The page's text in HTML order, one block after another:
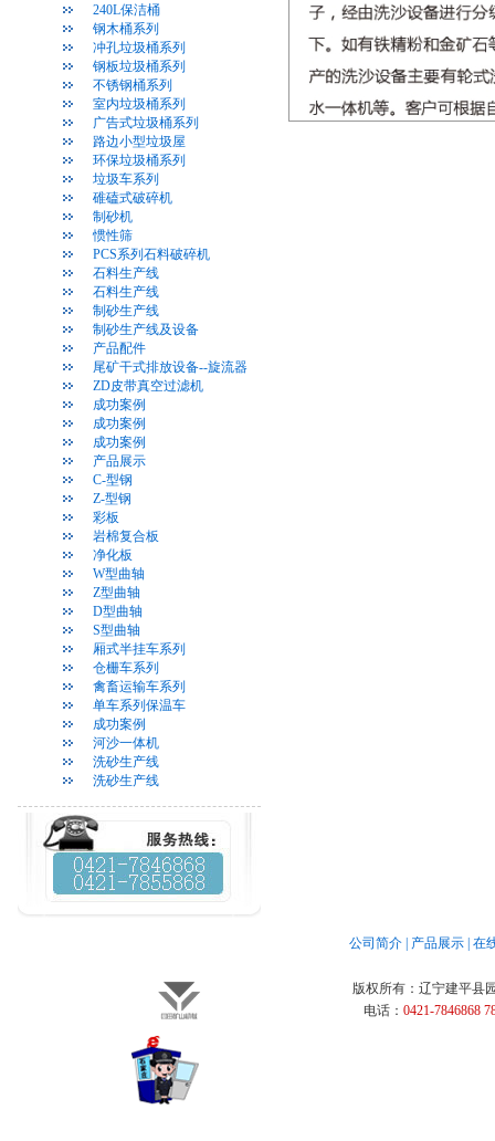
240L保洁桶
钢木桶系列
冲孔垃圾桶系列
钢板垃圾桶系列
不锈钢桶系列
室内垃圾桶系列
广告式垃圾桶系列
路边小型垃圾屋
环保垃圾桶系列
垃圾车系列
碓磕式破碎机
制砂机
惯性筛
PCS系列石料破碎机
石料生产线
石料生产线
制砂生产线
制砂生产线及设备
产品配件
尾矿干式排放设备--旋流器
ZD皮带真空过滤机
成功案例
成功案例
成功案例
产品展示
C-型钢
Z-型钢
彩板
岩棉复合板
净化板
W型曲轴
Z型曲轴
D型曲轴
S型曲轴
厢式半挂车系列
仓栅车系列
禽畜运输车系列
单车系列保温车
成功案例
河沙一体机
洗砂生产线
洗砂生产线
公司简介| 产品展示| 在
版权所有： 辽宁建平县
电话： 0421-7846868